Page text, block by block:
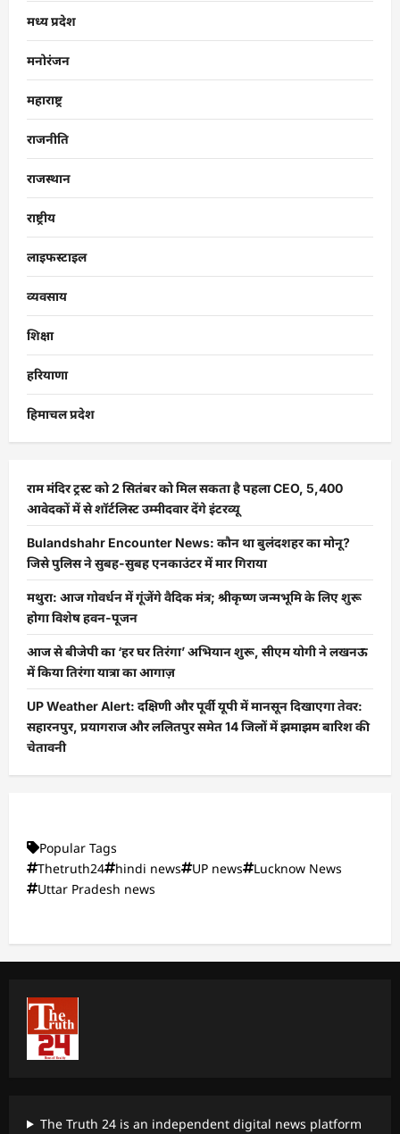
मध्य प्रदेश
मनोरंजन
महाराष्ट्र
राजनीति
राजस्थान
राष्ट्रीय
लाइफस्टाइल
व्यवसाय
शिक्षा
हरियाणा
हिमाचल प्रदेश
राम मंदिर ट्रस्ट को 2 सितंबर को मिल सकता है पहला CEO, 5,400
आवेदकों में से शॉर्टलिस्ट उम्मीदवार देंगे इंटरव्यू
Bulandshahr Encounter News: कौन था बुलंदशहर का मोनू?
जिसे पुलिस ने सुबह-सुबह एनकाउंटर में मार गिराया
मथुरा: आज गोवर्धन में गूंजेंगे वैदिक मंत्र; श्रीकृष्ण जन्मभूमि के लिए शुरू
होगा विशेष हवन-पूजन
आज से बीजेपी का ‘हर घर तिरंगा’ अभियान शुरू, सीएम योगी ने लखनऊ
में किया तिरंगा यात्रा का आगाज़
UP Weather Alert: दक्षिणी और पूर्वी यूपी में मानसून दिखाएगा तेवर:
सहारनपुर, प्रयागराज और ललितपुर समेत 14 जिलों में झमाझम बारिश की
चेतावनी
Popular Tags
Thetruth24
hindi news UP news
Lucknow News
Uttar Pradesh news
The Truth 24 is an independent digital news platform